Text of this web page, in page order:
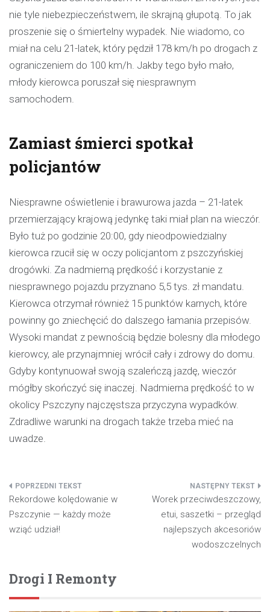
nie tyle niebezpieczeństwem, ile skrajną głupotą. To jak
proszenie się o śmiertelny wypadek. Nie wiadomo, co
miał na celu 21-latek, który pędził 178 km/h po drogach z
ograniczeniem do 100 km/h. Jakby tego było mało,
młody kierowca poruszał się niesprawnym
samochodem.
Zamiast śmierci spotkał
policjantów
Niesprawne oświetlenie i brawurowa jazda – 21-latek
przemierzający krajową jedynkę taki miał plan na wieczór.
Było tuż po godzinie 20:00, gdy nieodpowiedzialny
kierowca rzucił się w oczy policjantom z pszczyńskiej
drogówki. Za nadmierną prędkość i korzystanie z
niesprawnego pojazdu przyznano 5,5 tys. zł mandatu.
Kierowca otrzymał również 15 punktów karnych, które
powinny go zniechęcić do dalszego łamania przepisów.
Wysoki mandat z pewnością będzie bolesny dla młodego
kierowcy, ale przynajmniej wrócił cały i zdrowy do domu.
Gdyby kontynuował swoją szaleńczą jazdę, wieczór
mógłby skończyć się inaczej. Nadmierna prędkość to w
okolicy Pszczyny najczęstsza przyczyna wypadków.
Zdradliwe warunki na drogach także trzeba mieć na
uwadze.
Nawigacja
wpisu
Rekordowe kolędowanie w
Pszczynie — każdy może
wziąć udział!
Worek przeciwdeszczowy,
etui, saszetki – przegląd
najlepszych akcesoriów
wodoszczelnych
Drogi I Remonty